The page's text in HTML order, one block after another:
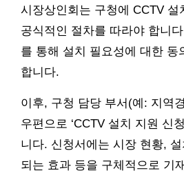
시장상인회는 구청에 CCTV 설
공식적인 절차를 따라야 합니
를 통해 설치 필요성에 대한 동
합니다.
이후, 구청 담당 부서(예: 지역
우편으로 ‘CCTV 설치 지원 신
니다. 신청서에는 시장 현황,
되는 효과 등을 구체적으로 기